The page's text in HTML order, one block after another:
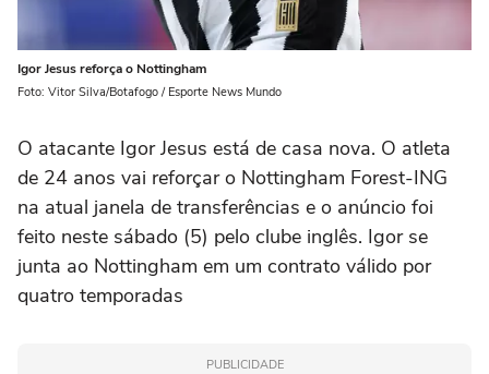
Igor Jesus reforça o Nottingham
Foto: Vitor Silva/Botafogo / Esporte News Mundo
O atacante Igor Jesus está de casa nova. O atleta
de 24 anos vai reforçar o Nottingham Forest-ING
na atual janela de transferências e o anúncio foi
feito neste sábado (5) pelo clube inglês. Igor se
junta ao Nottingham em um contrato válido por
quatro temporadas
PUBLICIDADE